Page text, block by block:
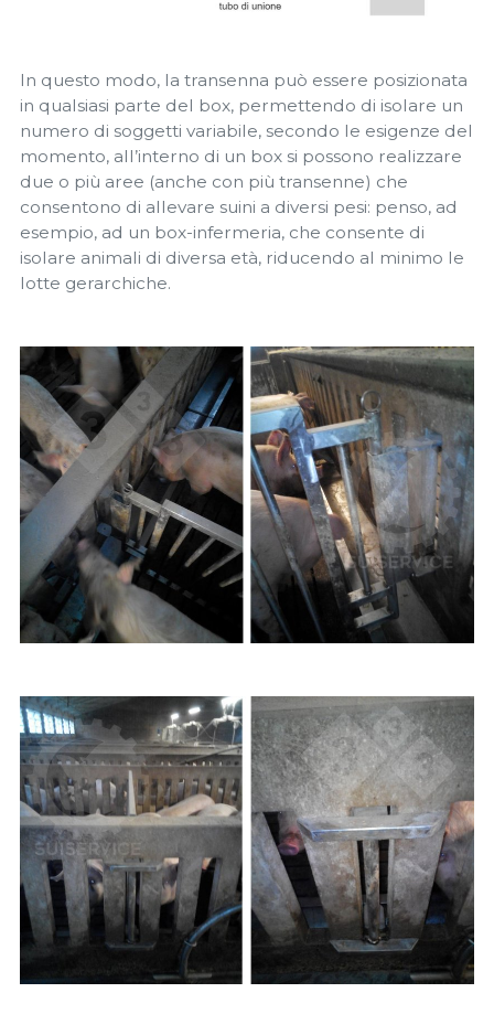
In questo modo, la transenna può essere posizionata
in qualsiasi parte del box, permettendo di isolare un
numero di soggetti variabile, secondo le esigenze del
momento, all’interno di un box si possono realizzare
due o più aree (anche con più transenne) che
consentono di allevare suini a diversi pesi: penso, ad
esempio, ad un box-infermeria, che consente di
isolare animali di diversa età, riducendo al minimo le
lotte gerarchiche.